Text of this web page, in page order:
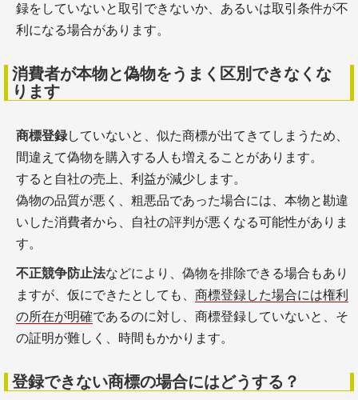
録をしていないと取引できないか、あるいは取引条件が不
利になる場合があります。
消費者が本物と偽物をうまく区別できなくな
ります
商標登録していないと、似た商標が出てきてしまうため、
間違えて偽物を購入する人も増えることがあります。
すると自社の売上、利益が減少します。
偽物の品質が悪く、粗悪品であった場合には、本物と勘違
いした消費者から、自社の評判が悪くなる可能性がありま
す。
不正競争防止法などにより、偽物を排除できる場合もあり
ますが、仮にできたとしても、 商標登録した場合には権利
の所在が明確であるのに対し、商標登録していないと、そ
の証明が難しく、時間もかかります。
登録できない商標の場合にはどうする？